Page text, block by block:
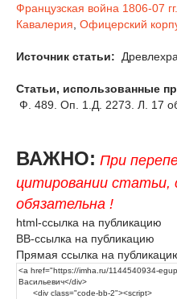
Французская война 1806-07 гг.
Кавалерия Офицерский
Источник статьи:
Статьи, использованные
Ф. 489. Оп. 1.Д. 2273. Л. 17
ВАЖНО: При
цитировании статьи,
обязательна !
html-ссылка на публикацию
BB-ссылка на публикацию
Прямая ссылка на